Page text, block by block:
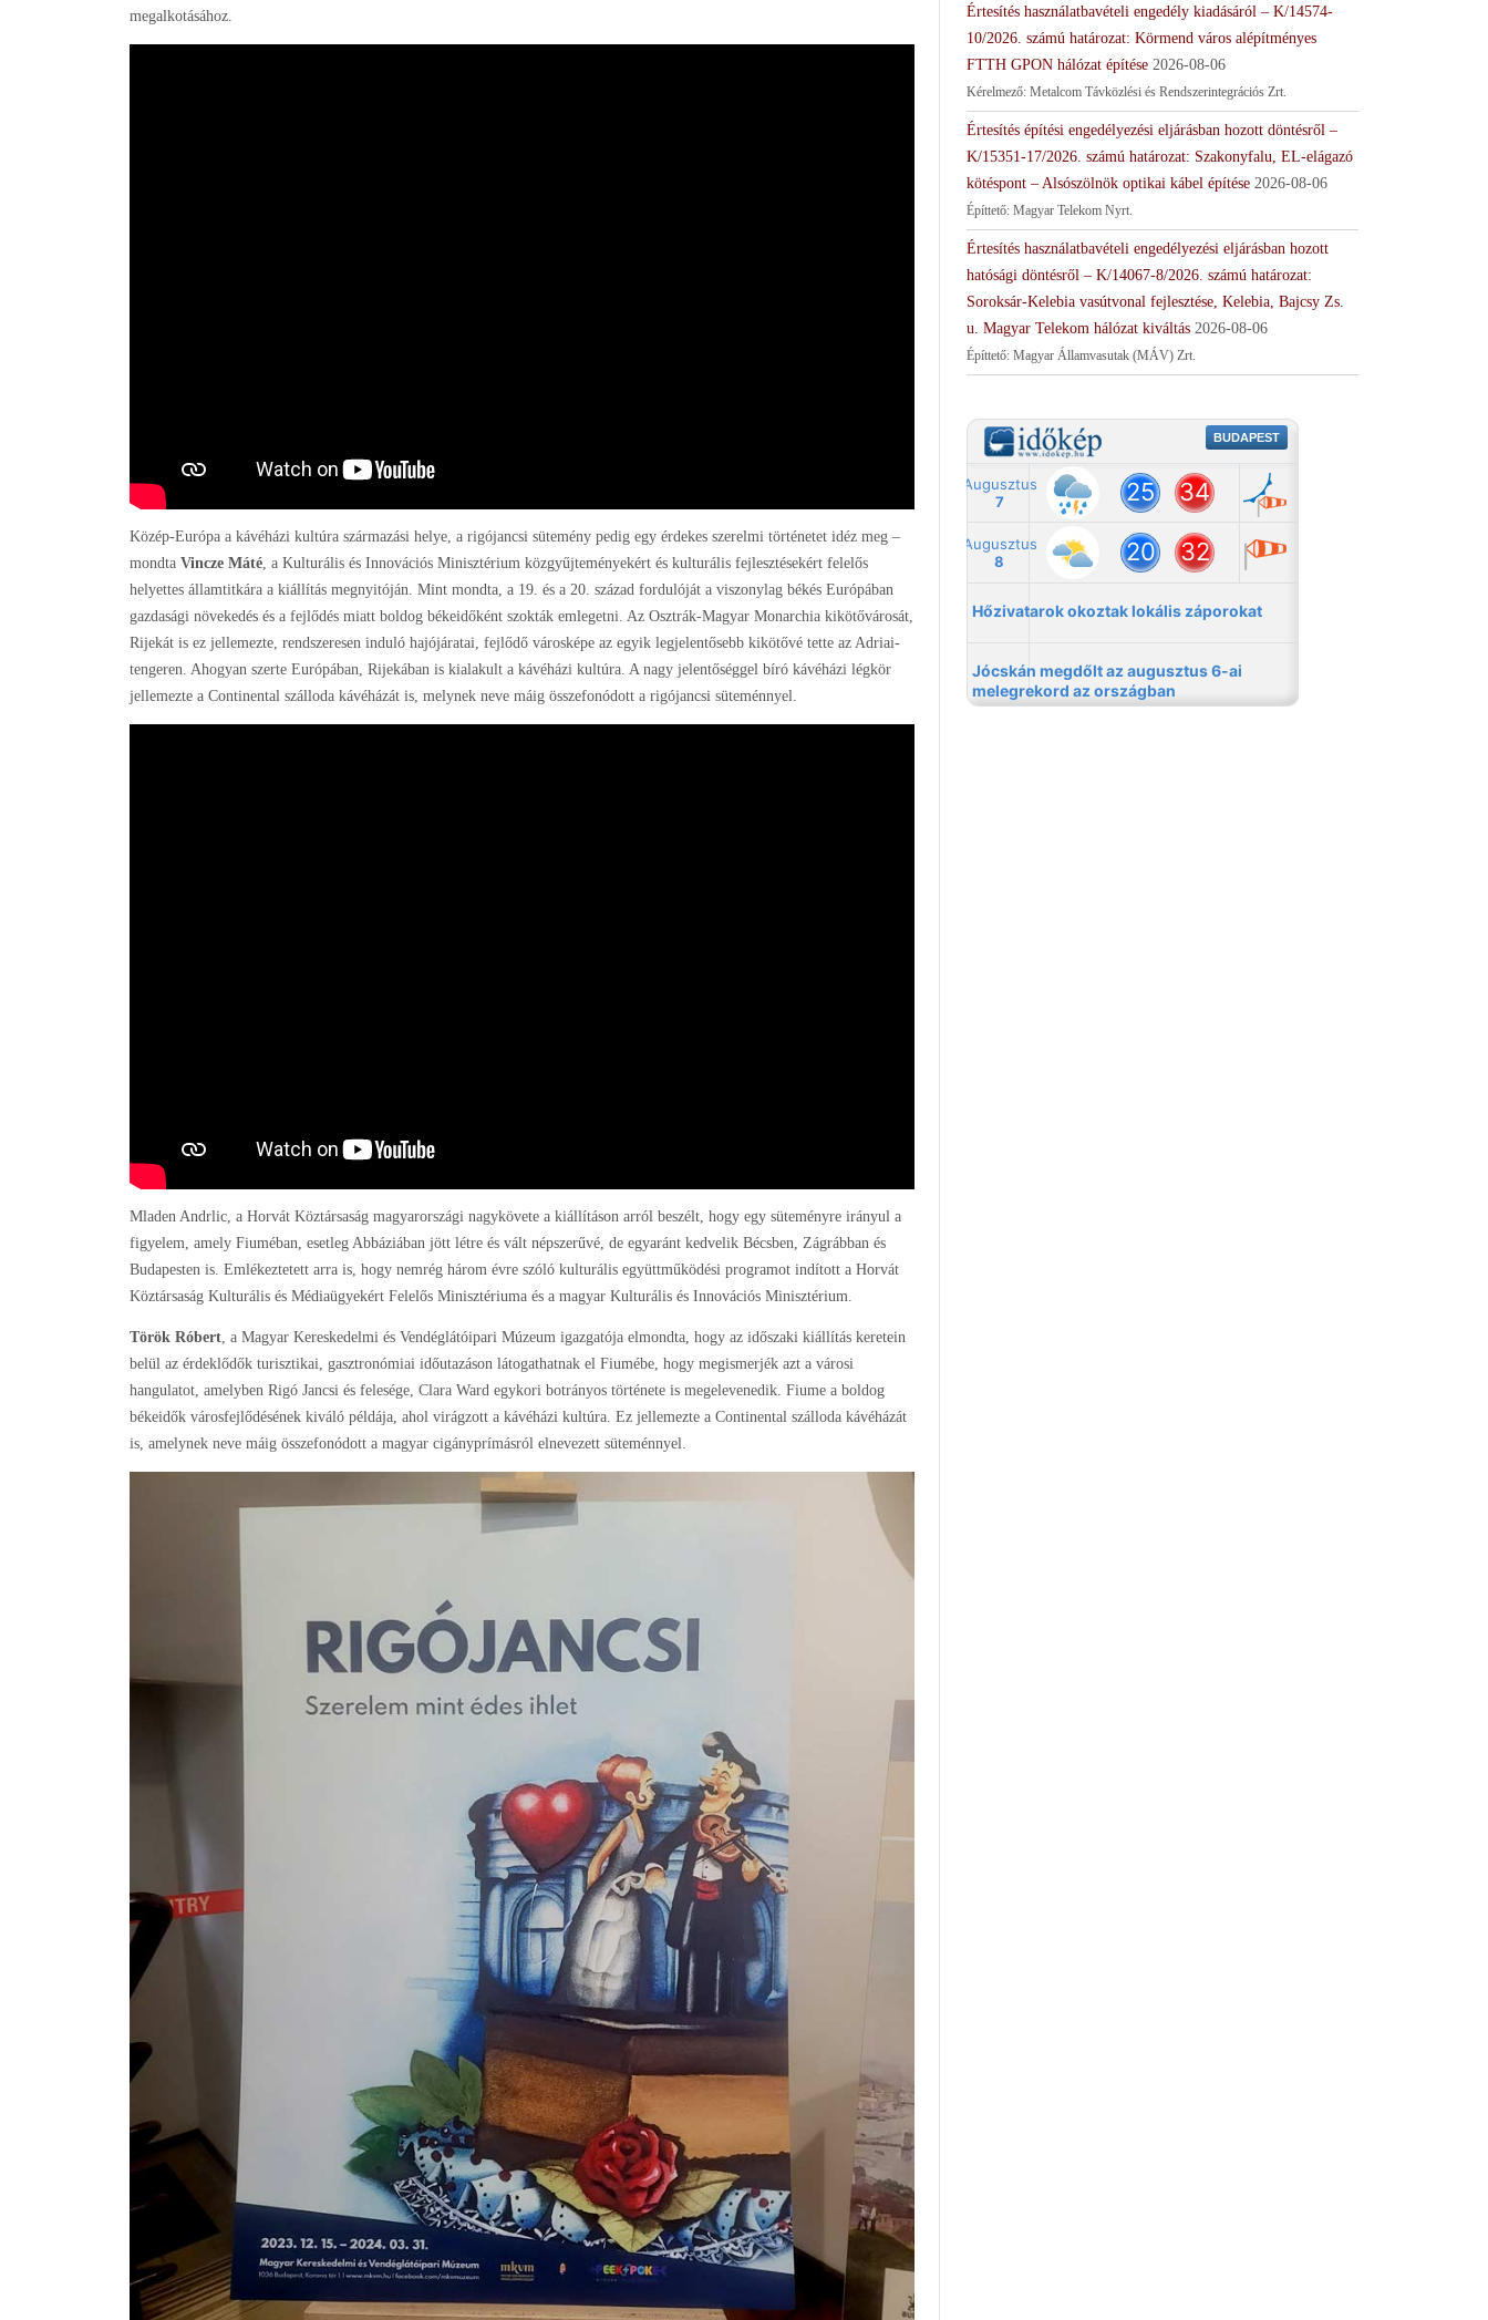
megalkotásához.
Közép-Európa a kávéházi kultúra származási helye, a rigójancsi sütemény pedig egy érdekes szerelmi történetet idéz meg –
mondta Vincze Máté , a Kulturális és Innovációs Minisztérium közgyűjteményekért és kulturális fejlesztésekért felelős
helyettes államtitkára a kiállítás megnyitóján. Mint mondta, a 19. és a 20. század fordulóját a viszonylag békés Európában
gazdasági növekedés és a fejlődés miatt boldog békeidőként szokták emlegetni. Az Osztrák-Magyar Monarchia kikötővárosát,
Rijekát is ez jellemezte, rendszeresen induló hajójáratai, fejlődő városképe az egyik legjelentősebb kikötővé tette az Adriai-
tengeren. Ahogyan szerte Európában, Rijekában is kialakult a kávéházi kultúra. A nagy jelentőséggel bíró kávéházi légkör
jellemezte a Continental szálloda kávéházát is, melynek neve máig összefonódott a rigójancsi süteménnyel.
Mladen Andrlic, a Horvát Köztársaság magyarországi nagykövete a kiállításon arról beszélt, hogy egy süteményre irányul a
figyelem, amely Fiuméban, esetleg Abbáziában jött létre és vált népszerűvé, de egyaránt kedvelik Bécsben, Zágrábban és
Budapesten is. Emlékeztetett arra is, hogy nemrég három évre szóló kulturális együttműködési programot indított a Horvát
Köztársaság Kulturális és Médiaügyekért Felelős Minisztériuma és a magyar Kulturális és Innovációs Minisztérium.
Török Róbert , a Magyar Kereskedelmi és Vendéglátóipari Múzeum igazgatója elmondta, hogy az időszaki kiállítás keretein
belül az érdeklődők turisztikai, gasztronómiai időutazáson látogathatnak el Fiumébe, hogy megismerjék azt a városi
hangulatot, amelyben Rigó Jancsi és felesége, Clara Ward egykori botrányos története is megelevenedik. Fiume a boldog
békeidők városfejlődésének kiváló példája, ahol virágzott a kávéházi kultúra. Ez jellemezte a Continental szálloda kávéházát
is, amelynek neve máig összefonódott a magyar cigányprímásról elnevezett süteménnyel.
Értesítés használatbavételi engedély kiadásáról – K/14574-
10/2026. számú határozat: Körmend város alépítményes
FTTH GPON hálózat építése 2026-08-06
Kérelmező: Metalcom Távközlési és Rendszerintegrációs Zrt.
Értesítés építési engedélyezési eljárásban hozott döntésről –
K/15351-17/2026. számú határozat: Szakonyfalu, EL-elágazó
kötéspont – Alsószölnök optikai kábel építése 2026-08-06
Építtető: Magyar Telekom Nyrt.
Értesítés használatbavételi engedélyezési eljárásban hozott
hatósági döntésről – K/14067-8/2026. számú határozat:
Soroksár-Kelebia vasútvonal fejlesztése, Kelebia, Bajcsy Zs.
u. Magyar Telekom hálózat kiváltás 2026-08-06
Építtető: Magyar Államvasutak (MÁV) Zrt.